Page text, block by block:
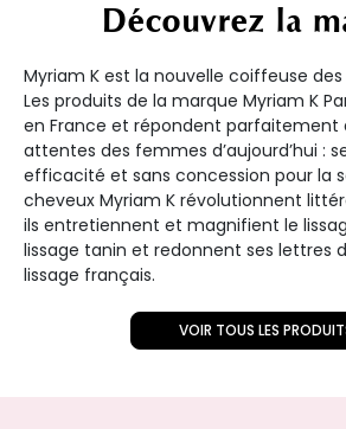
Découvrez la
Myriam K est la nouvelle coiffeuse
Les produits de la marque Myriam K
en France et répondent parfaitement
attentes des femmes d’aujourd’hui :
efficacité et sans concession pour la
cheveux Myriam K révolutionnent
ils entretiennent et magnifient le
lissage tanin et redonnent ses lettres
lissage français.
VOIR TOUS LES